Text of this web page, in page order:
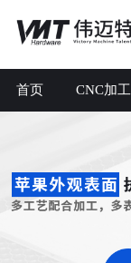
首页 CNC加工